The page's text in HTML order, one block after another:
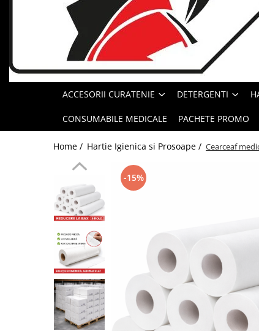
Intretinere masina de spalat
Insecticide si Capcane
Sapunuri
Solutii desfundat teviACCESORII CURATENIE DETERGENTI
CONSUMABILE MEDICALE PACHETE PROMO
Home / Hartie Igienica si Prosoape / Cearceaf
-15%